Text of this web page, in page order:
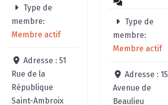
Type de
membre:
Membre actif
Adresse : 51
Rue de la
République
Saint-Ambroix
Type de
membre:
Membre actif
Adresse : 15
Avenue de
Beaulieu